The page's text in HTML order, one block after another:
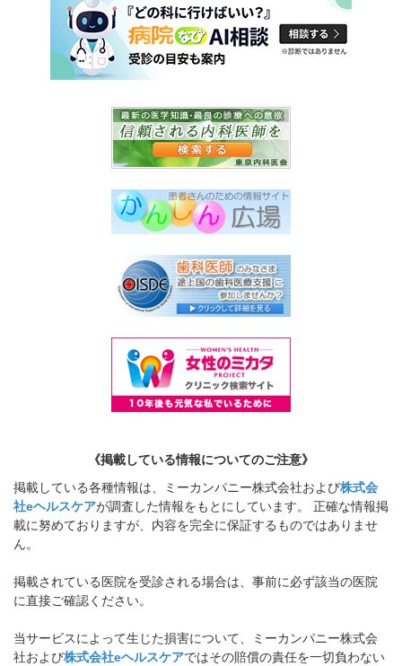
《掲載している情報についてのご注意》
掲載している各種情報は、ミーカンパニー株式会社および株式会
社eヘルスケアが調査した情報をもとにしています。 正確な情報掲
載に努めておりますが、内容を完全に保証するものではありませ
ん。
掲載されている医院を受診される場合は、事前に必ず該当の医院
に直接ご確認ください。
当サービスによって生じた損害について、ミーカンパニー株式会
社および株式会社eヘルスケアではその賠償の責任を一切負わない